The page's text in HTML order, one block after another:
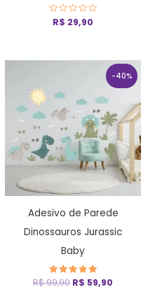
Avaliação
0R$ 29,90
-40%
Adesivo de Parede
Dinossauros Jurassic
Baby
Avaliação
5
R$99,90
original
era:
R$ 99,90.
R$ 59,90
O
preço
atual
R$ 59,90.